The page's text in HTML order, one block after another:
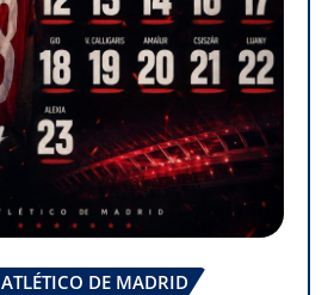
ATLÉTICO DE MADRID